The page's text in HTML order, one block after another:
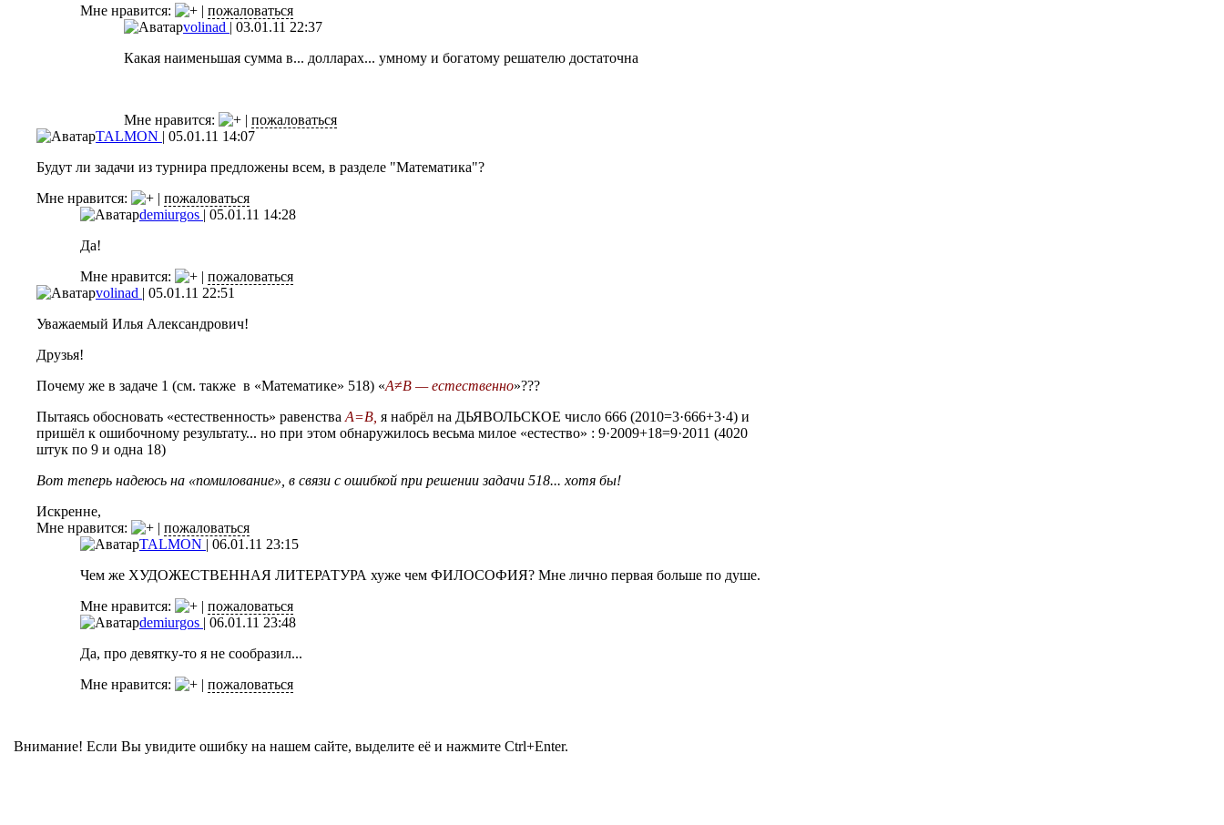
Мне нравится:
| пожаловаться
volinad | 03.01.11 22:37
Какая наименьшая сумма в... долларах... умному и богатому решателю достаточна
Мне нравится: | пожаловаться
TALMON | 05.01.11 14:07
Будут ли задачи из турнира предложены всем, в разделе "Математика"?
Мне нравится:
| пожаловаться
demiurgos | 05.01.11 14:28
Да!
Мне нравится:
| пожаловаться
volinad | 05.01.11 22:51
Уважаемый Илья Александрович!
Друзья!
Почему же в задаче 1 (см. также в «Математике» 518) «A≠B — естественно»???
Пытаясь обосновать «естественность» равенства A=B, я набрёл на ДЬЯВОЛЬСКОЕ число 666 (2010=3·666+3·4) и
пришёл к ошибочному результату... но при этом обнаружилось весьма милое «естество» : 9·2009+18=9·2011 (4020
штук по 9 и одна 18)
Вот теперь надеюсь на «помилование», в связи с ошибкой при решении задачи 518... хотя бы!
Искренне,
Мне нравится:
| пожаловаться
TALMON | 06.01.11 23:15
Чем же ХУДОЖЕСТВЕННАЯ ЛИТЕРАТУРА хуже чем ФИЛОСОФИЯ? Мне лично первая больше по душе.
Мне нравится:
| пожаловаться
demiurgos | 06.01.11 23:48
Да, про девятку-то я не сообразил...
Мне нравится:
| пожаловаться
Внимание! Если Вы увидите ошибку на нашем сайте, выделите её и нажмите Ctrl+Enter.